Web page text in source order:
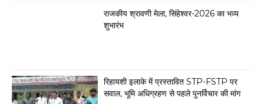
राजकीय श्रावणी मेला, सिंहेश्वर-2026 का भव्य
शुभारंभ
रिहायशी इलाके में प्रस्तावित STP-FSTP पर
सवाल, भूमि अधिग्रहण से पहले पुनर्विचार की मांग